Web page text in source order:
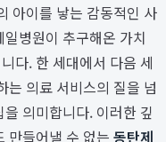
아이를 낳는 감동적인 사
병원이 추구해온 가치
다. 한 세대에서 다음 세
는 의료 서비스의 질을 넘
의미합니다. 이러한 깊
만들어낼 수 없는 동탄제